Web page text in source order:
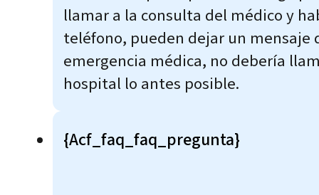
llamar a la consulta del médico y
teléfono, pueden dejar un mensaje
emergencia médica, no debería
hospital lo antes posible.
{acf_faq_faq_pregunta}